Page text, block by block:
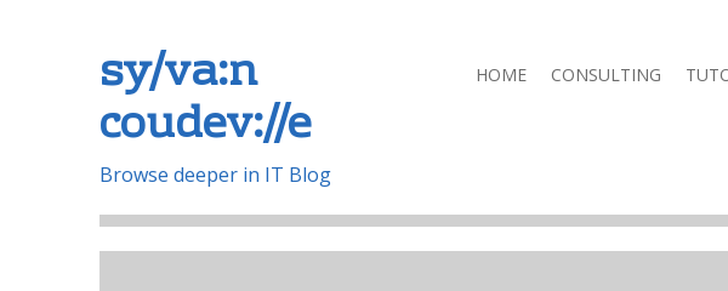
sy/va:n
coudev://e
Browse deeper in IT Blog
Aller
HOME CONSULTING